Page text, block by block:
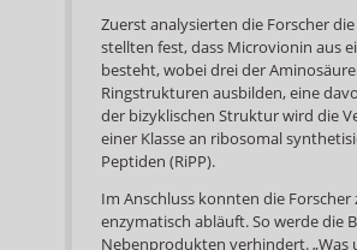
Zuerst analysierten die Forscher
stellten fest, dass Microvionin aus
besteht, wobei drei der
Ringstrukturen ausbilden, eine
der bizyklischen Struktur wird die
einer Klasse an ribosomal
Peptiden (RiPP).
Im Anschluss konnten die
enzymatisch abläuft. So werde die
Nebenprodukten verhindert. „Was